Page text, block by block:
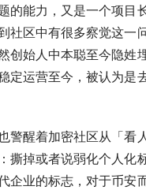
的能力，又是一个项目
社区中有很多察觉这一
创始人中本聪至今隐姓
定运营至今，被认为是
警醒着加密社区从「看
撕掉或者说弱化个人化
企业的标志，对于币安